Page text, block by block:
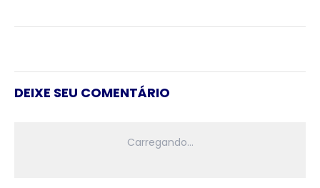
DEIXE SEU COMENTÁRIO